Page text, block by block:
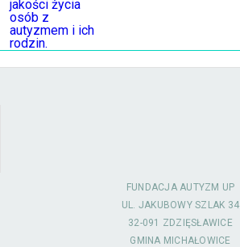
FUNDACJA AUTYZM UP
UL. JAKUBOWY SZLAK 34
32-091 ZDZIĘSŁAWICE
GMINA MICHAŁOWICE